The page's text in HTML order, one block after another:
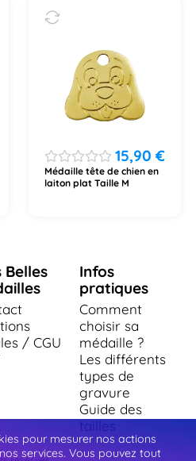
15,90€
Médaille tête de chien en
laiton plat Taille M
Belles
/ CGU
Infos
pratiques
Comment
choisir sa
médaille ?
Les différents
types de
gravure
Guide des
tailles
pour mesurer nos actions
services. Vous pouvez tout